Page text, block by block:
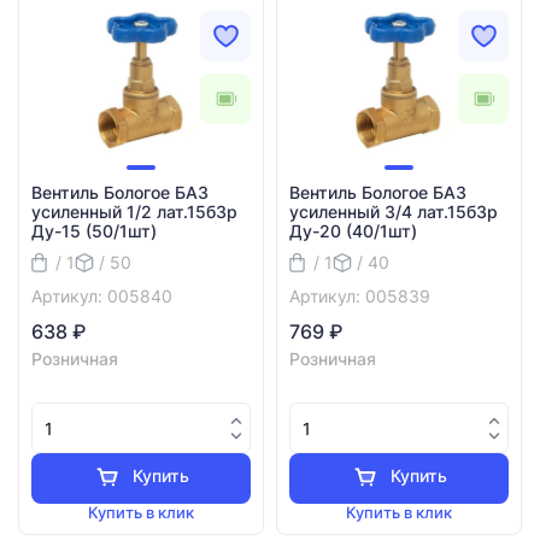
Вентиль Бологое БАЗ
усиленный 1/2 лат.15б3р
Ду-15 (50/1шт)
/ 1
/ 50
Артикул: 005840
638 ₽
Розничная
Купить
Купить в клик
Вентиль Бологое БАЗ
усиленный 3/4 лат.15б3р
Ду-20 (40/1шт)
/ 1
/ 40
Артикул: 005839
769 ₽
Розничная
Купить
Купить в клик